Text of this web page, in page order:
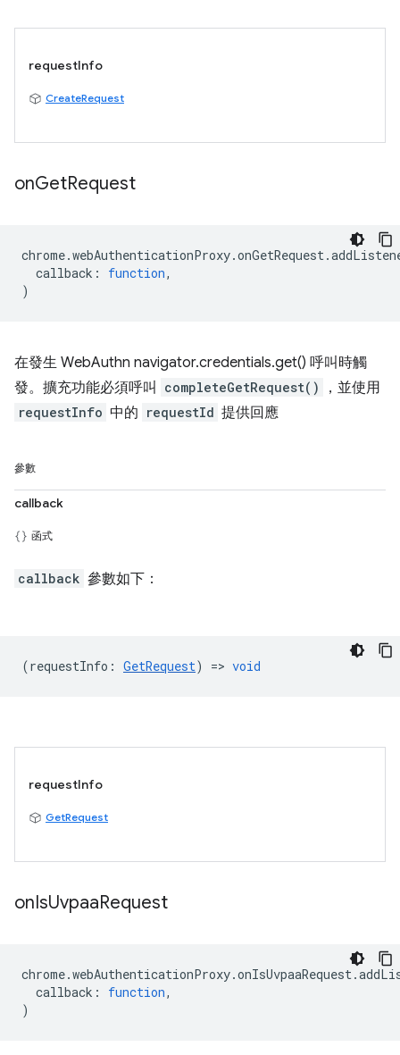
requestInfo
CreateRequest
onGetRequest
chrome.webAuthenticationProxy.onGetRequest.
callback : function,
)
在發生 WebAuthn navigator.credentials.get() 呼叫時觸
發。擴充功能必須呼叫
completeGetRequest() ，並使用
requestInfo 中的 requestId 提供回應
參數
callback
函式
callback 參數如下：
(requestInfo : GetRequest) => void
requestInfo
GetRequest
onIsUvpaaRequest
chrome.webAuthenticationProxy.onIsUvpaaRequest.
callback : function,
)